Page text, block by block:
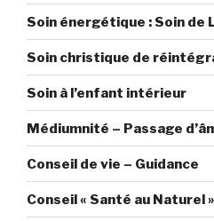
Soin énergétique : Soin de
Soin christique de
Soin à l’enfant intérieur
Médiumnité – Passage
Conseil de vie – Guidance
Conseil « Santé au Naturel »